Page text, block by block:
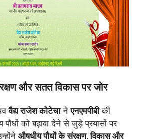
और सतत विकास पर जोर
वैद्य राजेश कोटेचानेएनएमपीबीकी
को बढ़ावा देने से जुड़े प्रयासों पर
औषधीय पौधों के संरक्षण, विकास और